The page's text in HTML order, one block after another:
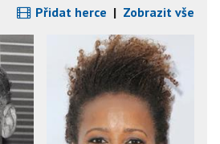
Přidat herce | Zobrazit vše